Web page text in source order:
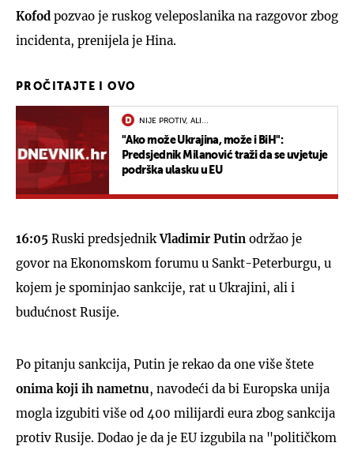
Kofod pozvao je ruskog veleposlanika na razgovor zbog
incidenta, prenijela je Hina.
PROČITAJTE I OVO
NIJE PROTIV, ALI...
"Ako može Ukrajina, može i BiH":
Predsjednik Milanović traži da se uvjetuje
podrška ulasku u EU
16:05 Ruski predsjednikVladimir Putin održao je
govor na Ekonomskom forumu u Sankt-Peterburgu, u
kojem je spominjao sankcije, rat u Ukrajini, ali i
budućnost Rusije.
Po pitanju sankcija, Putin je rekao da one više štete
onima koji ih nametnu, navodeći da bi Europska unija
mogla izgubiti više od 400 milijardi eura zbog sankcija
protiv Rusije. Dodao je da je EU izgubila na "političkom